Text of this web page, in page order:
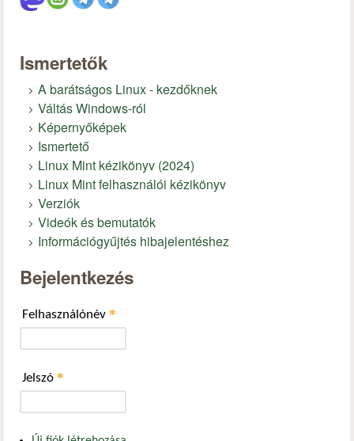
Ismertetők
A barátságos Linux - kezdőknek
Váltás Windows-ról
Képernyőképek
Ismertető
Linux Mint kézikönyv (2024)
Linux Mint felhasználói kézikönyv
Verziók
Videók és bemutatók
Információgyűjtés hibajelentéshez
Bejelentkezés
Felhasználónév *
Jelszó *